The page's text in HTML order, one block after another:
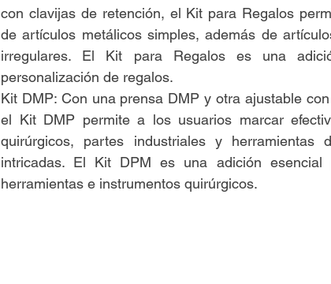
con clavijas de retención, el Kit para Regalos
de artículos metálicos simples, además de
irregulares. El Kit para Regalos es una
personalización de regalos.
Kit DMP: Con una prensa DMP y otra ajustable
el Kit DMP permite a los usuarios marcar
quirúrgicos, partes industriales y herramientas
intricadas. El Kit DPM es una adición
herramientas e instrumentos quirúrgicos.